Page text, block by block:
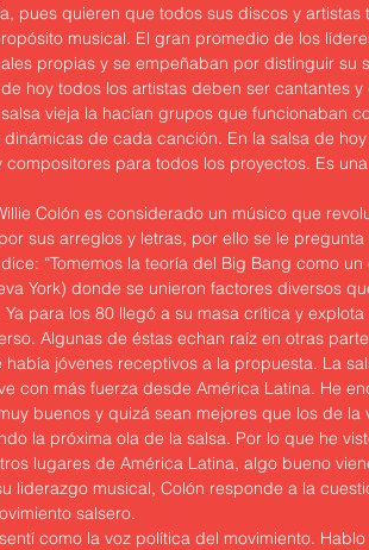
pues quieren que todos sus discos y artistas
musical. El gran promedio de los
propias y se empeñaban por distinguir su
hoy todos los artistas deben ser cantantes
vieja la hacían grupos que funcionaban
de cada canción. En la salsa de
compositores para todos los proyectos. Es
Colón es considerado un músico que
sus arreglos y letras, por ello se le
“Tomemos la teoría del Big Bang como
York) donde se unieron factores diversos
Ya para los 80 llegó a su masa crítica y
Algunas de éstas echan raíz en otras
había jóvenes receptivos a la propuesta. La
con más fuerza desde América Latina. He
buenos y quizá sean mejores que los de
la próxima ola de la salsa. Por lo que he
lugares de América Latina, algo bueno
liderazgo musical, Colón responde a la
salsero.
como la voz política del movimiento.